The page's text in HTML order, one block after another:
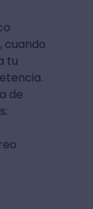
cuando
tu
de